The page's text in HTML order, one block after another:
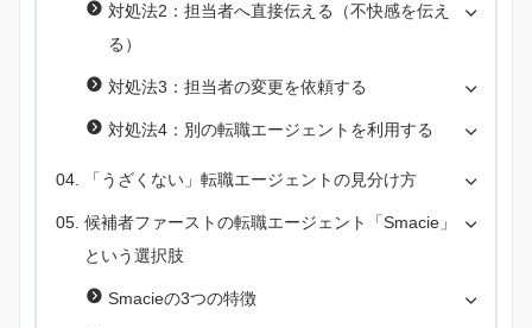
対処法2：担当者へ直接伝える（不快感を伝え
る）
対処法3：担当者の変更を依頼する
対処法4：別の転職エージェントを利用する
「うざくない」転職エージェントの見分け方
候補者ファーストの転職エージェント「Smacie」
という選択肢
Smacieの3つの特徴